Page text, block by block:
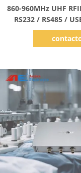
860-960MHz UHF
RS232 / RS485 /
Interface para
gerenciamento de